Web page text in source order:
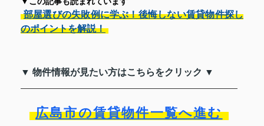
部屋選びの失敗例に学ぶ！後悔しない賃貸物件探し
のポイントを解説！
▼ 物件情報が見たい方はこちらをクリック ▼
広島市の賃貸物件一覧へ進む